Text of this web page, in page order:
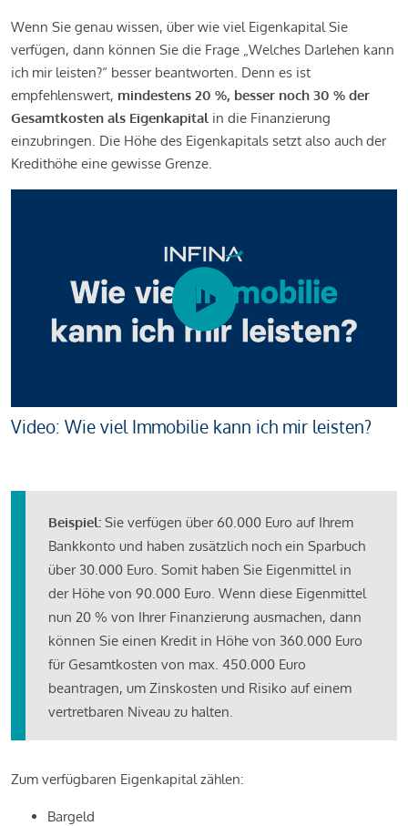
Wenn Sie genau wissen, über wie viel Eigenkapital Sie
verfügen, dann können Sie die Frage „Welches Darlehen kann
ich mir leisten?“ besser beantworten. Denn es ist
empfehlenswert, mindestens 20 %, besser noch 30 % der
Gesamtkosten als Eigenkapital in die Finanzierung
einzubringen. Die Höhe des Eigenkapitals setzt also auch der
Kredithöhe eine gewisse Grenze.
Video: Wie viel Immobilie kann ich mir leisten?
Beispiel: Sie verfügen über 60.000 Euro auf Ihrem
Bankkonto und haben zusätzlich noch ein Sparbuch
über 30.000 Euro. Somit haben Sie Eigenmittel in
der Höhe von 90.000 Euro. Wenn diese Eigenmittel
nun 20 % von Ihrer Finanzierung ausmachen, dann
können Sie einen Kredit in Höhe von 360.000 Euro
für Gesamtkosten von max. 450.000 Euro
beantragen, um Zinskosten und Risiko auf einem
vertretbaren Niveau zu halten.
Zum verfügbaren Eigenkapital zählen:
Bargeld